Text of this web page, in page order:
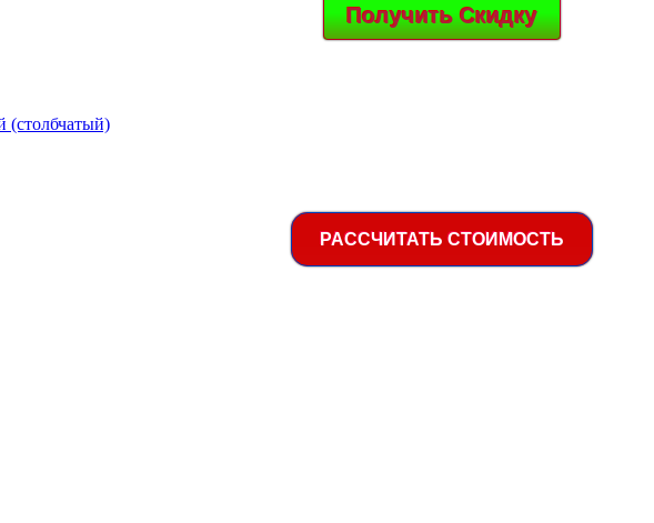
Получить Скидку
(столбчатый)
РАССЧИТАТЬ СТОИМОСТЬ